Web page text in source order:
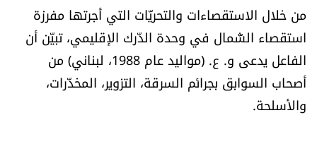
الصحافة الإسرائيلية
ثقافة وفنون
فصل من كتاب
من خلال الاستقصاءات والتحريّات التي أجرتها مفرزة
استقصاء الشّمال في وحدة الدّرك الإقليمي، تبيّن أن
الفاعل يدعى و. ع. (مواليد عام 1988، لبناني) من
أصحاب السوابق بجرائم السرقة، التزوير، المخدّرات،
والأسلحة.